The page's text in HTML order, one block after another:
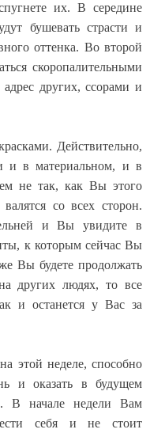
их. В середине
бушевать страсти и
оттенка. Во второй
скоропалительными
других, ссорами и
Действительно,
и в материальном, и в
не так, как Вы этого
со всех сторон.
и Вы увидите в
к которым сейчас Вы
Вы будете продолжать
других людях, то все
и останется у Вас за
этой неделе, способно
и оказать в будущем
В начале недели Вам
себя и не стоит